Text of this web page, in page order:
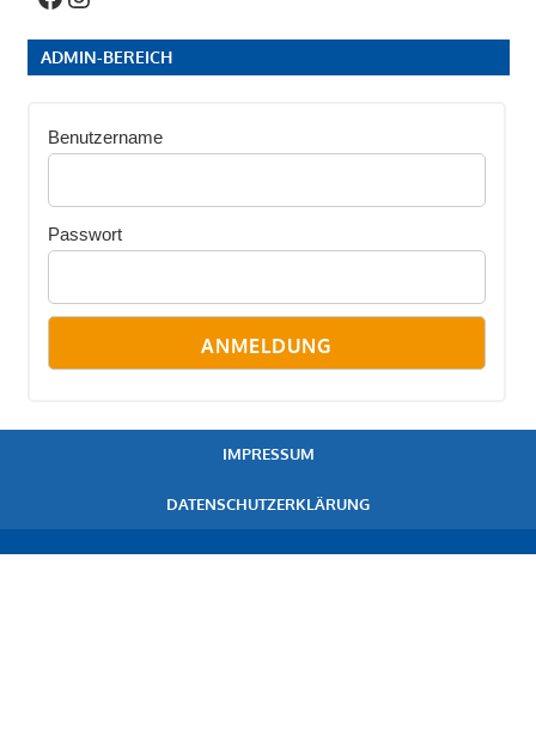
ADMIN-BEREICH
Benutzername
Passwort
IMPRESSUM
DATENSCHUTZERKLÄRUNG